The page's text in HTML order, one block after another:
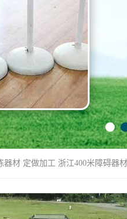
器材 定做加工 浙江400米障碍器